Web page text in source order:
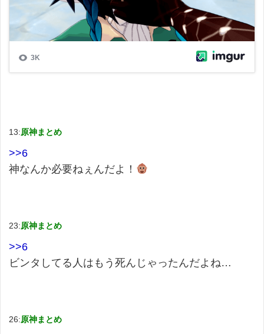
13:原神まとめ
>>6
神なんか必要ねぇんだよ！
23:原神まとめ
>>6
ビンタしてる人はもう死んじゃったんだよね…
26:原神まとめ